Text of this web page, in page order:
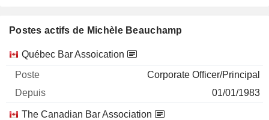
Postes actifs de Michèle Beauchamp
Sociétés Poste Début
Québec Bar Assoication
Corporate Officer/Principal
01/01/1983
The Canadian Bar Association